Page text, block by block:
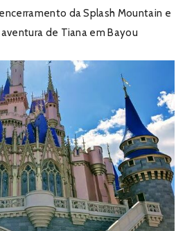
da Splash Mountain e
de Tiana em Bayou